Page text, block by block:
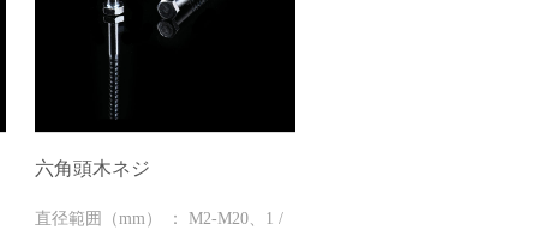
六角頭木ネジ
直径範囲（mm） ： M2-M20、1 /